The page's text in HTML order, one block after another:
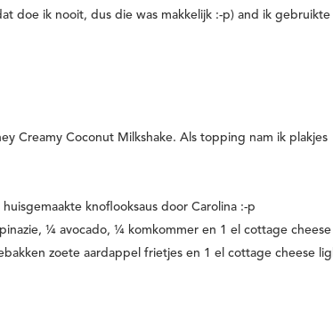
doe ik nooit, dus die was makkelijk :-p) and ik gebruikte
Creamy Coconut Milkshake. Als topping nam ik plakjes
knoflooksaus door Carolina :-p
¼ avocado, ¼ komkommer en 1 el cottage
zoete aardappel frietjes en 1 el cottage cheese